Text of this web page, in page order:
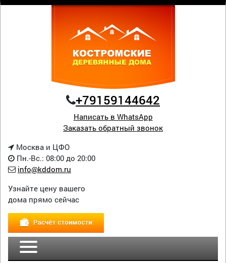
+79159144642
Написать в WhatsApp
Заказать обратный звонок
Москва и ЦФО
Пн.-Вс.: 08:00 до 20:00
info@kddom.ru
Узнайте цену вашего
дома прямо сейчас